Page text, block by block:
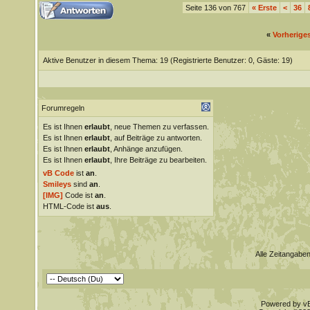
Seite 136 von 767 «Erste < 36
«
Aktive Benutzer in diesem Thema: 19 (Registrierte Benutzer: 0, Gäste: 19)
Forumregeln
Es ist Ihnen erlaubt, neue Themen zu verfassen.
Es ist Ihnen erlaubt, auf Beiträge zu antworten.
Es ist Ihnen erlaubt, Anhänge anzufügen.
Es ist Ihnen erlaubt, Ihre Beiträge zu bearbeiten.
vB Codeist an
Smileyssind an
[IMG] Code ist an
HTML-Code ist aus.
Alle
Powered by